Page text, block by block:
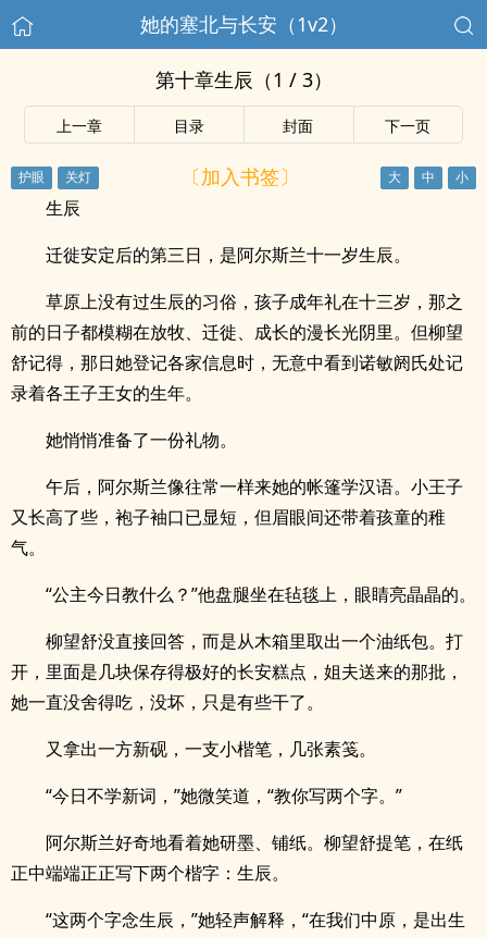
她的塞北与长安（1v2）
第十章生辰（1 / 3）
上一章 目录 封面 下一页
〔加入书签〕
生辰
迁徙安定后的第三日，是阿尔斯兰十一岁生辰。
草原上没有过生辰的习俗，孩子成年礼在十三岁，那之
前的日子都模糊在放牧、迁徙、成长的漫长光阴里。但柳望
舒记得，那日她登记各家信息时，无意中看到诺敏阏氏处记
录着各王子王女的生年。
她悄悄准备了一份礼物。
午后，阿尔斯兰像往常一样来她的帐篷学汉语。小王子
又长高了些，袍子袖口已显短，但眉眼间还带着孩童的稚
气。
“公主今日教什么？”他盘腿坐在毡毯上，眼睛亮晶晶的。
柳望舒没直接回答，而是从木箱里取出一个油纸包。打
开，里面是几块保存得极好的长安糕点，姐夫送来的那批，
她一直没舍得吃，没坏，只是有些干了。
又拿出一方新砚，一支小楷笔，几张素笺。
“今日不学新词，”她微笑道，“教你写两个字。”
阿尔斯兰好奇地看着她研墨、铺纸。柳望舒提笔，在纸
正中端端正正写下两个楷字：生辰。
“这两个字念生辰，”她轻声解释，“在我们中原，是出生